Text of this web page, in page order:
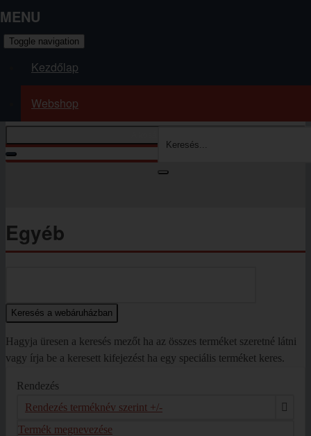
MENU
Toggle navigation
Kezdőlap
Webshop
Ön itt van:
Egyéb
Hagyja üresen a keresés mezőt ha az összes terméket szeretné látni
vagy írja be a keresett kifejezést ha egy speciális terméket keres.
Rendezés
Rendezés terméknév szerint +/-
Termék megnevezése